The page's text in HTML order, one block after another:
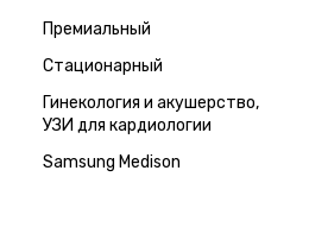
подхода в исследованиях, а
визуализации за счет
интеллекта и
Премиальный
Стационарный
Гинекология и акушерство,
УЗИ для кардиологии
Samsung Medison